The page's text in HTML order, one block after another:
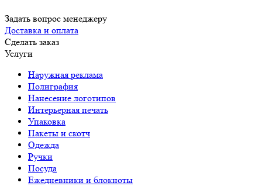
Задать вопрос менеджеру
Доставка и оплата
Сделать заказ
Услуги
Наружная реклама
Полиграфия
Нанесение логотипов
Интерьерная печать
Упаковка
Пакеты и скотч
Одежда
Ручки
Посуда
Ежедневники и блокноты